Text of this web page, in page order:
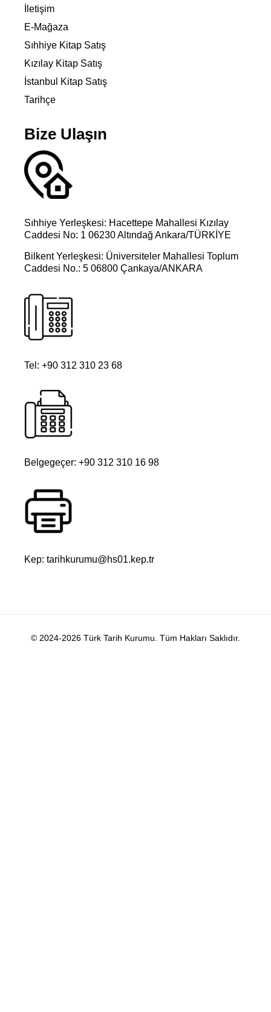
İletişim
E-Mağaza
Sıhhiye Kitap Satış
Kızılay Kitap Satış
İstanbul Kitap Satış
Tarihçe
Bize Ulaşın
Sıhhiye Yerleşkesi: Hacettepe Mahallesi Kızılay
Caddesi No: 1 06230 Altındağ Ankara/TÜRKİYE
Bilkent Yerleşkesi: Üniversiteler Mahallesi Toplum
Caddesi No.: 5 06800 Çankaya/ANKARA
Tel: +90 312 310 23 68
Belgegeçer: +90 312 310 16 98
Kep: tarihkurumu@hs01.kep.tr
© 2024-2026 Türk Tarih Kurumu. Tüm Hakları Saklıdır.